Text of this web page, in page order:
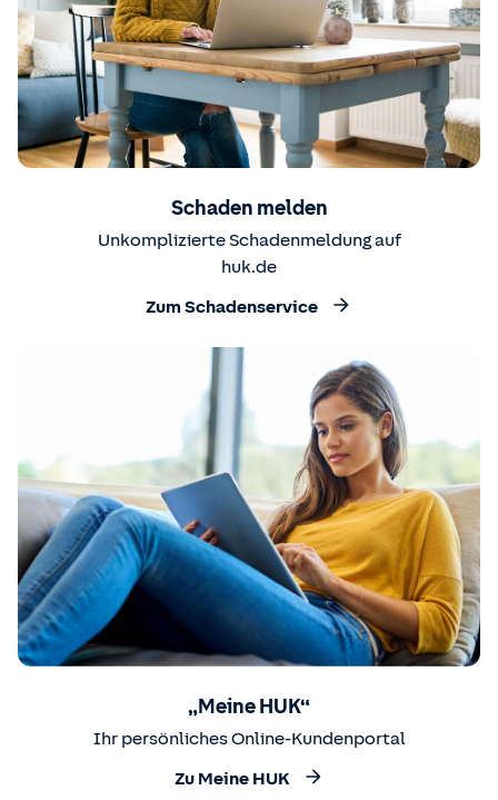
Schaden melden
Unkomplizierte Schadenmeldung auf
huk.de
Zum Schadenservice
„Meine HUK“
Ihr persönliches Online-Kundenportal
Zu Meine HUK